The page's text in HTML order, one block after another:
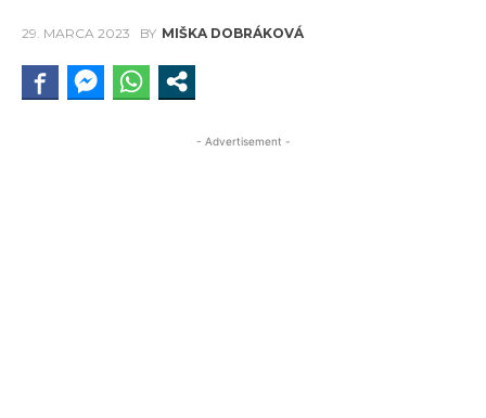
29. MARCA 2023 BY MIŠKA DOBRÁKOVÁ
- Advertisement -